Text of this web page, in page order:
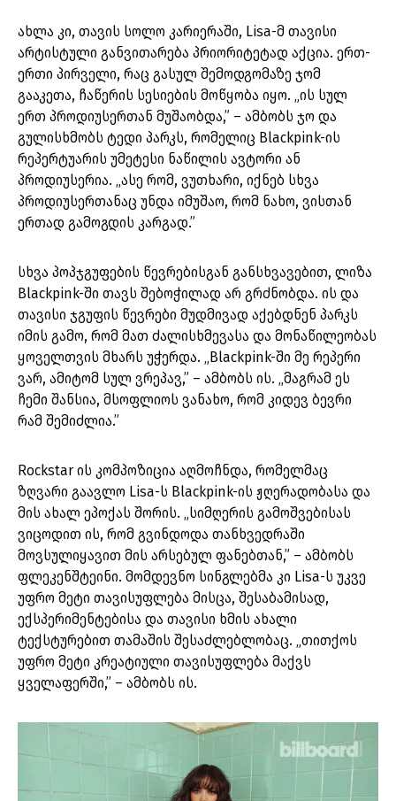
ახლა კი, თავის სოლო კარიერაში, Lisa-მ თავისი
არტისტული განვითარება პრიორიტეტად აქცია. ერთ-
ერთი პირველი, რაც გასულ შემოდგომაზე ჯომ
გააკეთა, ჩაწერის სესიების მოწყობა იყო. „ის სულ
ერთ პროდიუსერთან მუშაობდა,” – ამბობს ჯო და
გულისხმობს ტედი პარკს, რომელიც Blackpink-ის
რეპერტუარის უმეტესი ნაწილის ავტორი ან
პროდიუსერია. „ასე რომ, ვუთხარი, იქნებ სხვა
პროდიუსერთანაც უნდა იმუშაო, რომ ნახო, ვისთან
ერთად გამოგდის კარგად.”
სხვა პოპჯგუფების წევრებისგან განსხვავებით, ლიზა
Blackpink-ში თავს შებოჭილად არ გრძნობდა. ის და
თავისი ჯგუფის წევრები მუდმივად აქებდნენ პარკს
იმის გამო, რომ მათ ძალისხმევასა და მონაწილეობას
ყოველთვის მხარს უჭერდა. „Blackpink-ში მე რეპერი
ვარ, ამიტომ სულ ვრეპავ,” – ამბობს ის. „მაგრამ ეს
ჩემი შანსია, მსოფლიოს ვანახო, რომ კიდევ ბევრი
რამ შემიძლია.”
Rockstar ის კომპოზიცია აღმოჩნდა, რომელმაც
ზღვარი გაავლო Lisa-ს Blackpink-ის ჟღერადობასა და
მის ახალ ეპოქას შორის. „სიმღერის გამოშვებისას
ვიცოდით ის, რომ გვინდოდა თანხვედრაში
მოვსულიყავით მის არსებულ ფანებთან,” – ამბობს
ფლეკენშტეინი. მომდევნო სინგლებმა კი Lisa-ს უკვე
უფრო მეტი თავისუფლება მისცა, შესაბამისად,
ექსპერიმენტებისა და თავისი ხმის ახალი
ტექსტურებით თამაშის შესაძლებლობაც. „თითქოს
უფრო მეტი კრეატიული თავისუფლება მაქვს
ყველაფერში,” – ამბობს ის.